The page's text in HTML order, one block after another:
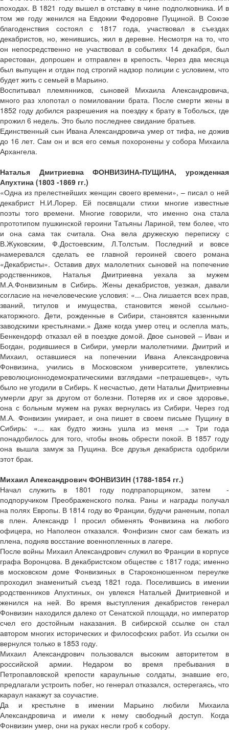
походах. В 1821 году вышел в отставку в чине подполковника. И в
том же году женился на Евдокии Федоровне Пущиной. В Союзе
благоденствия состоял с 1817 года, участвовал в съездах
декабристов, но, женившись, жил в деревне. Несмотря на то, что
он непосредственно не участвовал в событиях 14 декабря, был
арестован, допрошен и отправлен в крепость. Через два месяца
был выпущен и отдан под строгий надзор полиции с условием, что
будет жить с семьей в Марьино.
Воспитывал племянников, сыновей Михаила Александровича,
много раз хлопотал о помиловании брата. После смерти жены в
1852 году добился разрешения на поездку к брату в Тобольск, где
прожил 6 недель. Это было последнее свидание братьев.
Единственный сын Ивана Александровича умер от тифа, не дожив
до 16 лет. Сам он и вся его семья похоронены у собора Михаила
Архангела.
Наталья Дмитриевна ФОНВИЗИНА­-ПУЩИНА, урожденная
Апухтина (1803 ­-1869 гг.)
«Одна из прелестнейших женщин своего времени», – писал о ней
декабрист Н.И.Лорер. Ей посвящали стихи многие известные
поэты того времени. Многие говорили, что именно она стала
прототипом пушкинской героини Татьяны Лариной, тем более, что
и она сама так считала. Она вела дружескую переписку с
В.Жуковским, Ф.Достоевским, Л.Толстым. Последний и вовсе
намеревался сделать ее главной героиней своего романа
«Декабристы». Оставив двух малолетних сыновей на попечение
родственников, Наталья Дмитриевна уехала за мужем
М.А.Фонвизиным в Сибирь. Жены декабристов, уезжая, давали
согласие на нечеловеческие условия: «... Она лишается всех прав,
званий, титулов и имущества, становится женой ссыльно­
каторжного. Дети, рожденные в Сибири, становятся казенными
заводскими крестьянами.» Даже когда умер отец и ослепла мать,
Бенкендорф отказал ей в поездке домой. Двое сыновей – Иван и
Богдан, родившиеся в Сибири, умерли малолетними. Дмитрий и
Михаил, оставшиеся на попечении Ивана Александровича
Фонвизина, учились в Московском университете, увлеклись
революционно­демократическими взглядами «петрашевцев», чуть
было не угодили в Сибирь. К несчастью, дети Натальи Дмитриевны
умерли друг за другом от болезни. Потеряв их и свое здоровье,
она с больным мужем на руках вернулась из Сибири. Через год
М.А. Фонвизин умирает, и она пишет в своем письме Пущину в
Сибирь: «... как будто жизнь ушла из меня ...» Три года
понадобилось для того, чтобы вновь обрести покой. В 1857 году
она вышла замуж за Пущина. Все друзья декабриста одобрили
этот брак.
Михаил Александрович ФОНВИЗИН (1788­-1854 гг.)
Начал служить в 1801 году подпрапорщиком, затем -
подпоручиком Преображенского полка. Раны и награды получал
на полях Европы. В 1814 году во Франции, будучи раненым, попал
в плен. Александр I просил обменять Фонвизина на любого
офицера, но Наполеон отказался. Фонфизин смог сам бежать из
плена, подняв восстание военнопленных в лагере.
После войны Михаил Александрович служил во Франции в корпусе
графа Воронцова. В декабристском обществе с 1817 года; именно
в московском доме Фонвизиных в Староконюшенном переулке
проходил знаменитый съезд 1821 года. Поселившись в имении
родственников Апухтиных, он увлекся Натальей Дмитриевной и
женился на ней. Во время выступления декабристов генерал
Фонвизин находился далеко от Сенатской площади, но император
счел его достойным наказания. В сибирской ссылке он стал
автором многих исторических и философских работ. Из ссылки он
вернулся только в 1853 году.
Михаил Александрович пользовался высоким авторитетом в
российской армии. Недаром во время пребывания в
Петропавловской крепости караульные солдаты, знавшие его,
предлагали устроить побег, но генерал отказался, остерегаясь, что
караул накажут за соучастие.
Да и крестьяне в имении Марьино любили Михаила
Александровича и имели к нему свободный доступ. Когда
Фонвизин умер, они на руках несли гроб к собору.